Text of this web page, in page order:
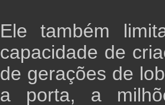
Ele também
capacidade de
de gerações de
a porta, a